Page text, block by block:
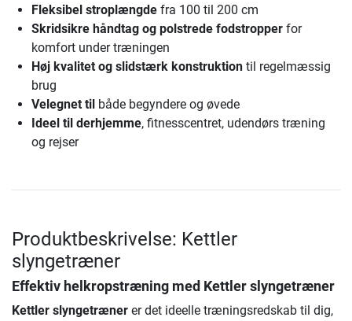
Fleksibel stroplængde fra 100 til 200 cm
Skridsikre håndtag og polstrede fodstropper for
komfort under træningen
Høj kvalitet og slidstærk konstruktion til regelmæssig
brug
Velegnet til både begyndere og øvede
Ideel til derhjemme, fitnesscentret, udendørs træning
og rejser
Produktbeskrivelse: Kettler
slyngetræner
Effektiv helkropstræning med Kettler slyngetræner
Kettler slyngetræner er det ideelle træningsredskab til dig,